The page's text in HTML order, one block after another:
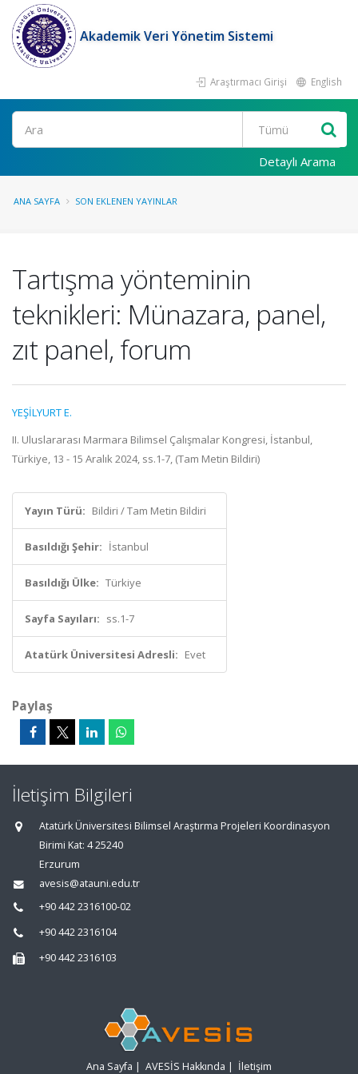
Akademik Veri Yönetim Sistemi
Araştırmacı Girişi English
Ara
Detaylı Arama
ANA SAYFA SON EKLENEN YAYINLAR
Tartışma yönteminin
teknikleri: Münazara, panel,
zıt panel, forum
YEŞİLYURT E.
II. Uluslararası Marmara Bilimsel Çalışmalar Kongresi, İstanbul,
Türkiye, 13 - 15 Aralık 2024, ss.1-7, (Tam Metin Bildiri)
Yayın Türü: Bildiri / Tam Metin Bildiri
Basıldığı Şehir: İstanbul
Basıldığı Ülke: Türkiye
Sayfa Sayıları: ss.1-7
Atatürk Üniversitesi Adresli: Evet
Paylaş
İletişim Bilgileri
Atatürk Üniversitesi Bilimsel Araştırma Projeleri Koordinasyon
Birimi Kat: 4 25240
Erzurum
avesis@atauni.edu.tr
+90 442 2316100-02
+90 442 2316104
+90 442 2316103
Ana Sayfa | AVESİS Hakkında | İletişim